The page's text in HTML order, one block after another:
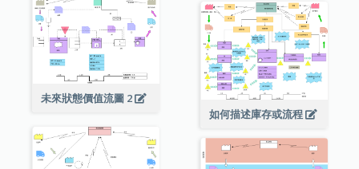
未來狀態價值流圖 2
如何描述庫存或流程